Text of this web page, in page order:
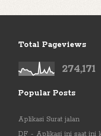
Total Pageviews
274,171
Popular Posts
Aplikasi Surat jalan
DF - Aplikasi ini saat ini